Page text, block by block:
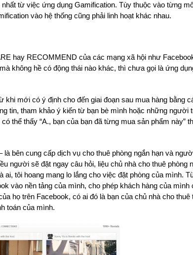
từ việc ứng dụng Gamification. Tùy thuộc vào từng
vào hệ thống cũng phải linh hoạt khác nhau.
hay RECOMMEND của các mạng xã hội như
không hề có động thái nào khác, thì chưa gọi là ứng
khi mới có ý định cho đến giai đoạn sau mua hàng bằng
tin, tham khảo ý kiến từ bạn bè mình hoặc những người
thể thấy “A., bạn của bạn đã từng mua sản phẩm này”
bên cung cấp dịch vụ cho thuê phòng ngắn hạn và
người sẽ đặt ngay câu hỏi, liệu chủ nhà cho thuê phòng
tôi hoang mang lo lắng cho việc đặt phòng của mình.
vào nền tảng của mình, cho phép khách hàng của mình
họ trên Facebook, có ai đó là bạn của chủ nhà cho
toán của mình.